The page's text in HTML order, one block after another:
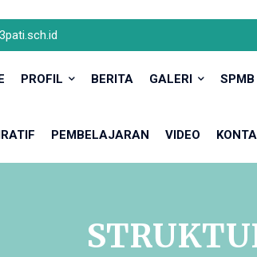
PROFIL BERITA GALERI
PEMBELAJARAN VIDEO